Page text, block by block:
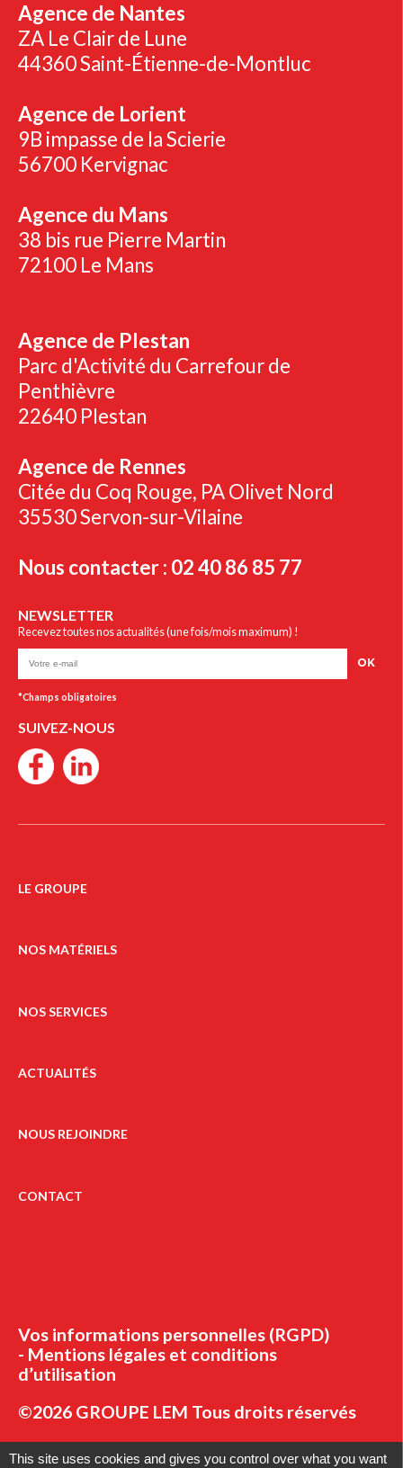
Agence de Nantes
ZA Le Clair de Lune
44360 Saint-Étienne-de-Montluc
Agence de Lorient
9B impasse de la Scierie
56700 Kervignac
Agence du Mans
38 bis rue Pierre Martin
72100 Le Mans
Agence de Plestan
Parc d'Activité du Carrefour de
Penthièvre
22640 Plestan
Agence de Rennes
Citée du Coq Rouge, PA Olivet Nord
35530 Servon-sur-Vilaine
Nous contacter : 02 40 86 85 77
NEWSLETTER
Recevez toutes nos actualités (une fois/mois maximum) !
OK
SUIVEZ-NOUS
LE GROUPE
NOS MATÉRIELS
NOS SERVICES
ACTUALITÉS
NOUS REJOINDRE
CONTACT
Vos informations personnelles (RGPD)
Mentions légales et conditions
d’utilisation
©2026 GROUPE LEM Tous droits réservés
This site uses cookies and gives you control over what you want